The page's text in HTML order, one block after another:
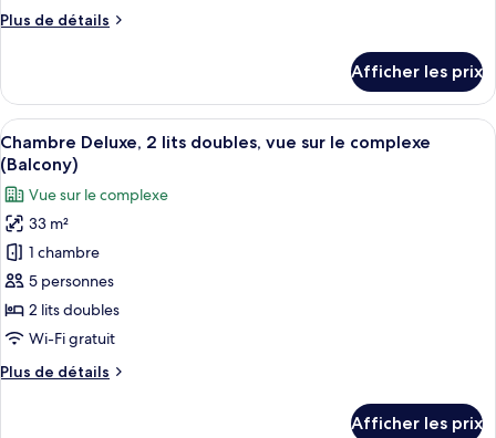
chambre :
très
grand
lit
et
1
canapé-
lit
Plus de détails
Plus
Chambre
traditionnelle,
1
très
grand
lit
et
canapé-
lit
Afficher les prix
Afficher
toutes
les
photos
pour
ce
type
de
chambre :
Deluxe,
Une chambre d’hôtel avec deux
7
Chambre Deluxe, 2 lits doubles, vue sur le complexe
(Balcony)
Vue sur le complexe
33 m²
1 chambre
5 personnes
2 lits doubles
Wi-Fi gratuit
Plus de détails
Plus
Afficher les prix